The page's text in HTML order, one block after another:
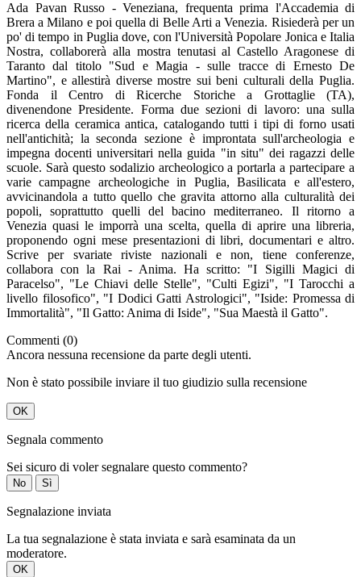
Ada Pavan Russo - Veneziana, frequenta prima l'Accademia di
Brera a Milano e poi quella di Belle Arti a Venezia. Risiederà per un
po' di tempo in Puglia dove, con l'Università Popolare Jonica e Italia
Nostra, collaborerà alla mostra tenutasi al Castello Aragonese di
Taranto dal titolo "Sud e Magia - sulle tracce di Ernesto De
Martino", e allestirà diverse mostre sui beni culturali della Puglia.
Fonda il Centro di Ricerche Storiche a Grottaglie (TA),
divenendone Presidente. Forma due sezioni di lavoro: una sulla
ricerca della ceramica antica, catalogando tutti i tipi di forno usati
nell'antichità; la seconda sezione è improntata sull'archeologia e
impegna docenti universitari nella guida "in situ" dei ragazzi delle
scuole. Sarà questo sodalizio archeologico a portarla a partecipare a
varie campagne archeologiche in Puglia, Basilicata e all'estero,
avvicinandola a tutto quello che gravita attorno alla culturalità dei
popoli, soprattutto quelli del bacino mediterraneo. Il ritorno a
Venezia quasi le imporrà una scelta, quella di aprire una libreria,
proponendo ogni mese presentazioni di libri, documentari e altro.
Scrive per svariate riviste nazionali e non, tiene conferenze,
collabora con la Rai - Anima. Ha scritto: "I Sigilli Magici di
Paracelso", "Le Chiavi delle Stelle", "Culti Egizi", "I Tarocchi a
livello filosofico", "I Dodici Gatti Astrologici", "Iside: Promessa di
Immortalità", "Il Gatto: Anima di Iside", "Sua Maestà il Gatto".
Commenti (0)
Ancora nessuna recensione da parte degli utenti.
Non è stato possibile inviare il tuo giudizio sulla recensione
OK
Segnala commento
Sei sicuro di voler segnalare questo commento?
No Sì
Segnalazione inviata
La tua segnalazione è stata inviata e sarà esaminata da un
moderatore.
OK